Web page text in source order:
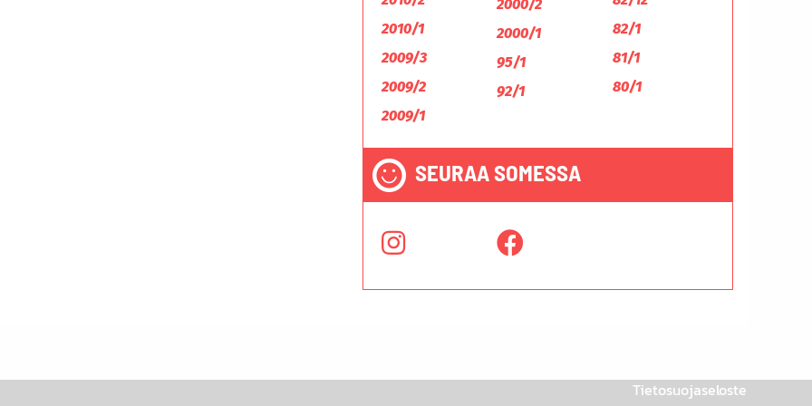
2010/1
2009/3
2009/2
2009/1
2000/2
2000/1
95/1
92/1
82/1
81/1
80/1
SEURAA SOMESSA
Tietosuojaseloste